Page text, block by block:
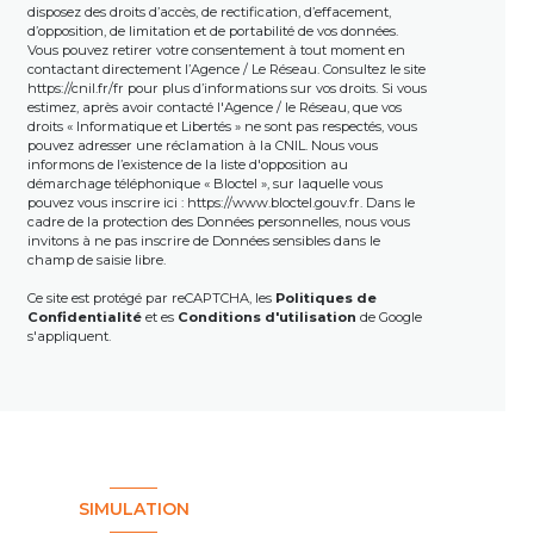
disposez des droits d’accès, de rectification, d’effacement,
d’opposition, de limitation et de portabilité de vos données.
Vous pouvez retirer votre consentement à tout moment en
contactant directement l’Agence / Le Réseau. Consultez le site
https://cnil.fr/fr pour plus d’informations sur vos droits. Si vous
estimez, après avoir contacté l'Agence / le Réseau, que vos
droits « Informatique et Libertés » ne sont pas respectés, vous
pouvez adresser une réclamation à la CNIL. Nous vous
informons de l’existence de la liste d'opposition au
démarchage téléphonique « Bloctel », sur laquelle vous
pouvez vous inscrire ici : https://www.bloctel.gouv.fr. Dans le
cadre de la protection des Données personnelles, nous vous
invitons à ne pas inscrire de Données sensibles dans le
champ de saisie libre.
Ce site est protégé par reCAPTCHA, les Politiques de
Confidentialitéet es Conditions d'utilisation de Google
s'appliquent.
SIMULATION